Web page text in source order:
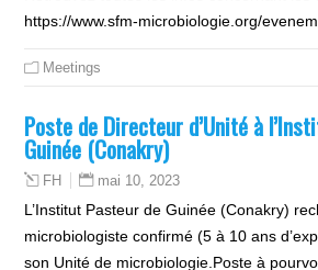
https://www.sfm-microbiologie.org/
Meetings
Poste de Directeur d’Unité à
Guinée (Conakry)
FH mai 10, 2023
L’Institut Pasteur de Guinée (Conakry)
microbiologiste confirmé (5 à 10 ans
son Unité de microbiologie.Poste à